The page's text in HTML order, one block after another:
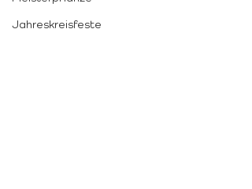
Jahreskreisfeste